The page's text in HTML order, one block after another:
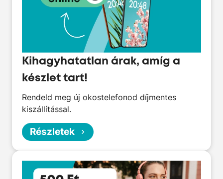
Kihagyhatatlan árak, amíg a
készlet tart!
Rendeld meg új okostelefonod díjmentes
kiszállítással.
Részletek